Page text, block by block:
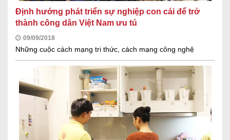
Định hướng phát triển sự nghiệp con cái để trở
thành công dân Việt Nam ưu tú
09/09/2018
Những cuộc cách mạng tri thức, cách mạng công nghệ